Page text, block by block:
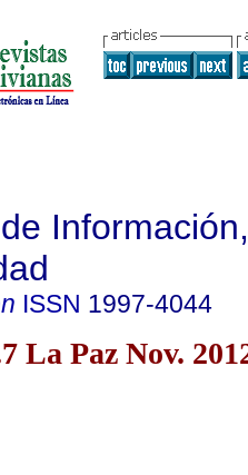
ISSN 1997-4044
La Paz Nov.